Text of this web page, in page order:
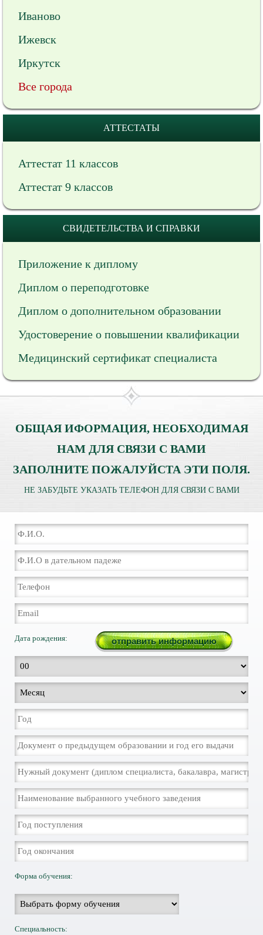
Иваново
Ижевск
Иркутск
Все города
АТТЕСТАТЫ
Аттестат 11 классов
Аттестат 9 классов
СВИДЕТЕЛЬСТВА И СПРАВКИ
Приложение к диплому
Диплом о переподготовке
Диплом о дополнительном образовании
Удостоверение о повышении квалификации
Медицинский сертификат специалиста
ОБЩАЯ ИФОРМАЦИЯ, НЕОБХОДИМАЯ
НАМ ДЛЯ СВЯЗИ С ВАМИ
ЗАПОЛНИТЕ ПОЖАЛУЙСТА ЭТИ ПОЛЯ.
НЕ ЗАБУДЬТЕ УКАЗАТЬ ТЕЛЕФОН ДЛЯ СВЯЗИ С ВАМИ
Дата рождения:
Форма обучения:
Специальность: